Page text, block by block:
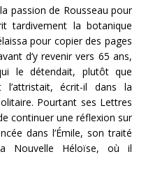
passion de Rousseau pour
tardivement la botanique
pour copier des pages
d’y revenir vers 65 ans,
le détendait, plutôt que
écrit-il dans la
Pourtant ses Lettres
continuer une réflexion sur
dans l’Émile, son traité
Nouvelle Héloïse, où il